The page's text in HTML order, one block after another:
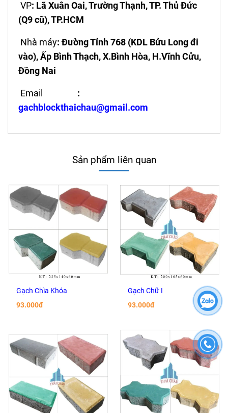
VP: Lã Xuân Oai, Trường Thạnh, TP. Thủ Đức
(Q9 cũ), TP.HCM
Nhà máy: Đường Tỉnh 768 (KDL Bửu Long đi
vào), Ấp Bình Thạch, X.Bình Hòa, H.Vĩnh Cửu,
Đồng Nai
Email
:
gachblockthaichau@gmail.com
Sản phẩm liên quan
Gạch Chìa Khóa
93.000đ
Gạch Chữ I
93.000đ